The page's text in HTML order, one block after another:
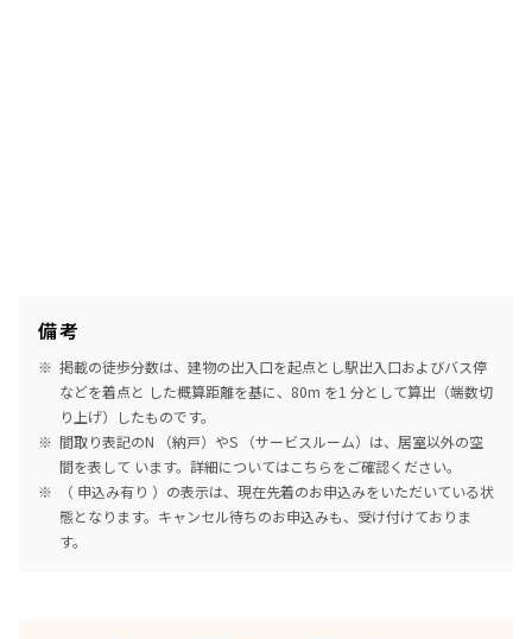
備考
掲載の徒歩分数は、建物の出入口を起点とし駅出入口およびバス停
などを着点と した概算距離を基に、80m を1 分として算出（端数切
り上げ）したものです。
間取り表記のN （納戸）やS （サービスルーム）は、居室以外の空
間を表して います。詳細についてはこちらをご確認ください。
（ 申込み有り ）の表示は、現在先着のお申込みをいただいている状
態となります。キャンセル待ちのお申込みも、受け付けておりま
す。